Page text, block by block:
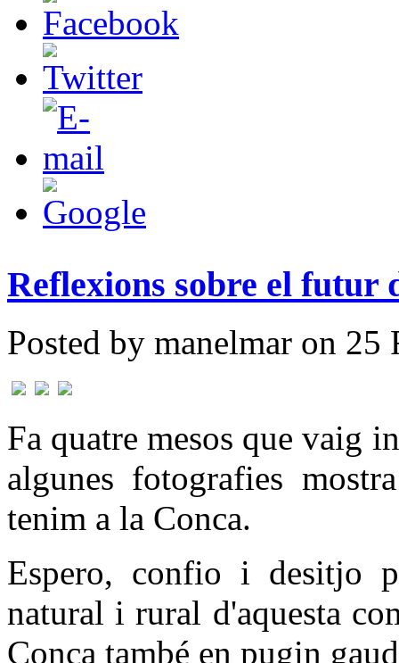
Reflexions sobre el futur
Posted by manelmar on 25
Fa quatre mesos que vaig
algunes fotografies
tenim a la Conca.
Espero, confio i desitjo
natural i rural d'aquesta
Conca també en pugin